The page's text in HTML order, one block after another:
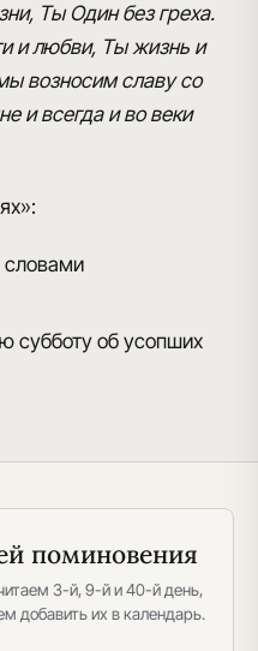
Ты Один без греха.
и любви, Ты жизнь и
возносим славу со
и всегда и во веки
:
словами
субботу об усопших
поминовения
3-й, 9-й и 40-й день,
добавить их в календарь.